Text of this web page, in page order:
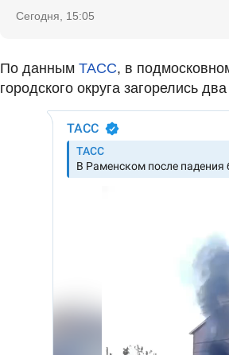
Сегодня, 15:05
По данным ТАСС, в
городского округа загорелись